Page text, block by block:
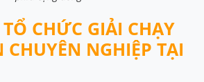
CHỨC GIẢI CHẠY
CHUYÊN NGHIỆP TẠI